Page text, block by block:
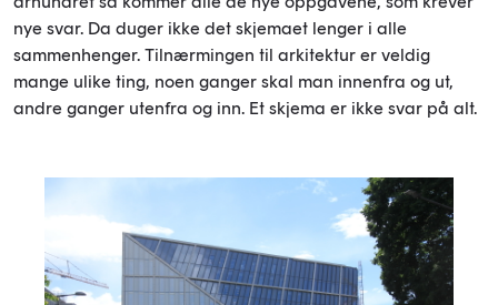
nye svar. Da duger ikke det skjemaet lenger i alle
sammenhenger. Tilnærmingen til arkitektur er veldig
mange ulike ting, noen ganger skal man innenfra og ut,
andre ganger utenfra og inn. Et skjema er ikke svar på alt.